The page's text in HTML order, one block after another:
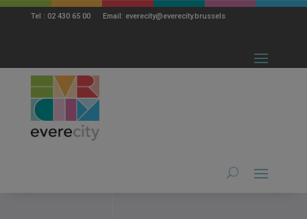
Tel : 02 430 65 00 Email: everecity@everecity.brussels
modal-check